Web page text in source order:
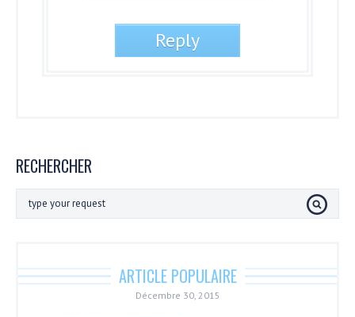
RECHERCHER
ARTICLE POPULAIRE
Décembre 30, 2015